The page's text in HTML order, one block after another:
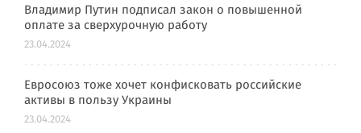
Владимир Путин подписал закон о повышенной
оплате за сверхурочную работу
23.04.2024
Евросоюз тоже хочет конфисковать российские
активы в пользу Украины
23.04.2024